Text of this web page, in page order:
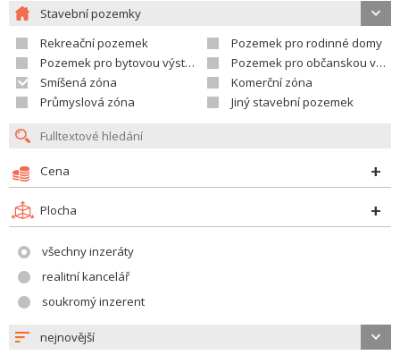
Stavební pozemky
Rekreační pozemek
Pozemek pro rodinné domy
Pozemek pro bytovou výstavbu
Pozemek pro občanskou vybavenost
Smíšená zóna
Komerční zóna
Průmyslová zóna
Jiný stavební pozemek
Cena
Plocha
všechny inzeráty
realitní kancelář
soukromý inzerent
nejnovější